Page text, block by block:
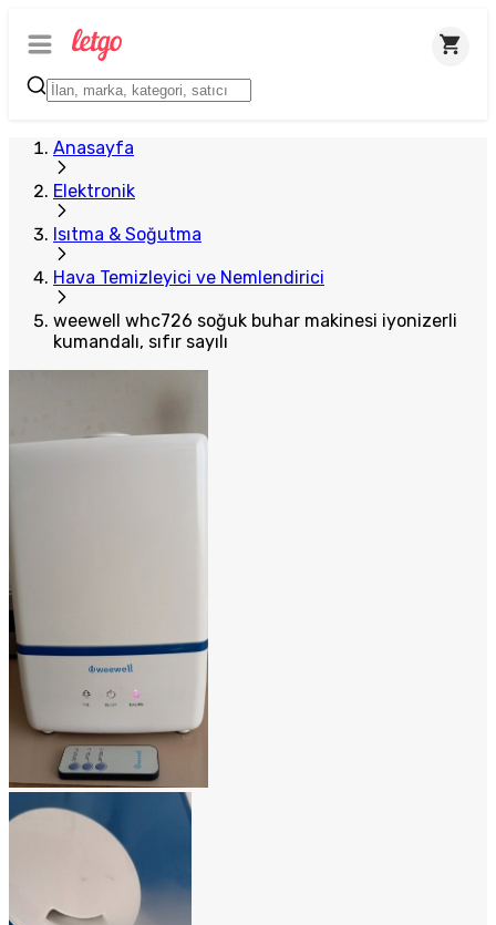
Anasayfa
Elektronik
Isıtma & Soğutma
Hava Temizleyici ve Nemlendirici
weewell whc726 soğuk buhar makinesi iyonizerli
kumandalı, sıfır sayılı
Plus Satıcı